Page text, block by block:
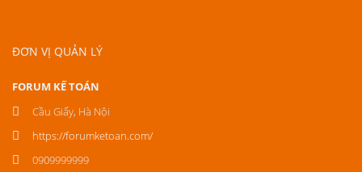
ĐƠN VỊ QUẢN LÝ
FORUM KẾ TOÁN
Cầu Giấy, Hà Nội
https://forumketoan.com/
0909999999